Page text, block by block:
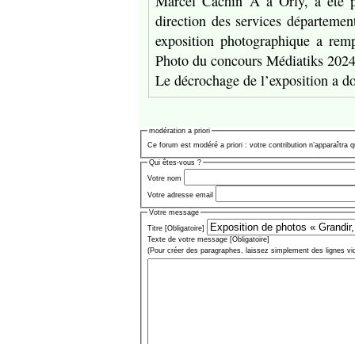
direction des services
exposition photographique a
Photo du concours Médiatiks
Le décrochage de l’exposition a
modération a priori
Ce forum est modéré a priori : votre contribution n’apparaîtra
Qui êtes-vous ?
Votre nom
Votre adresse email
Votre message
Titre [Obligatoire]
Texte de votre message [Obligatoire]
(Pour créer des paragraphes, laissez simplement des lignes